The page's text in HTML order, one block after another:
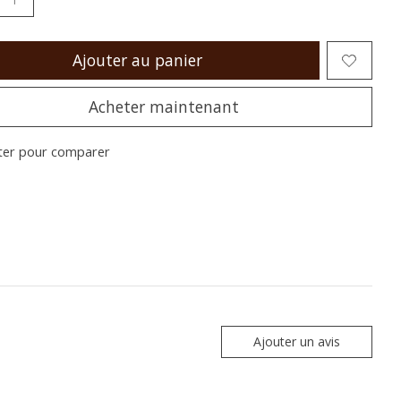
Ajouter au panier
Acheter maintenant
pour comparer
Ajouter un avis